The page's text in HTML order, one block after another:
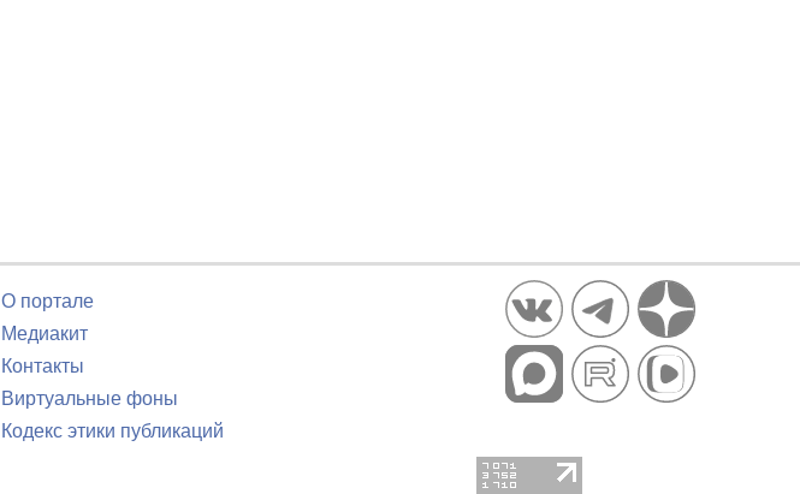
О портале
Медиакит
Контакты
Виртуальные фоны
Кодекс этики публикаций